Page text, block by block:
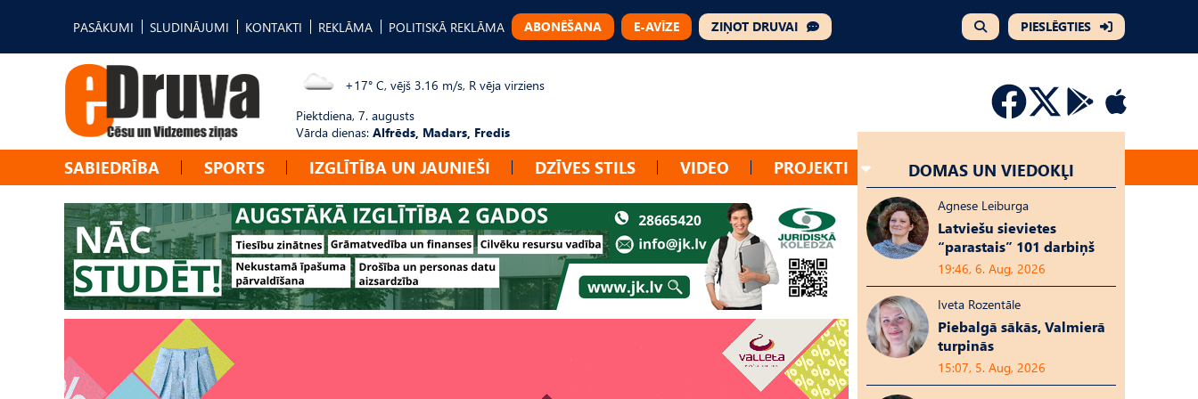
PASĀKUMI SLUDINĀJUMI KONTAKTI REKLĀMA POLITISKĀ REKLĀMA ABONĒŠANA E-AVĪZE ZIŅOT DRUVAI PIESLĒGTIES
+17° C, vējš 3.16 m/s, R vēja virziens
Piektdiena, 7. augusts
Vārda dienas: Alfrēds, Madars, Fredis
SABIEDRĪBA SPORTS IZGLĪTĪBA UN JAUNIEŠI DZĪVES STILS VIDEO PROJEKTI DOMAS UN VIEDOKĻI
Agnese Leiburga
Latviešu sievietes
“parastais” 101 darbiņš
19:46, 6. Aug, 2026
Iveta Rozentāle
Piebalgā sākās, Valmierā
turpinās
15:07, 5. Aug, 2026